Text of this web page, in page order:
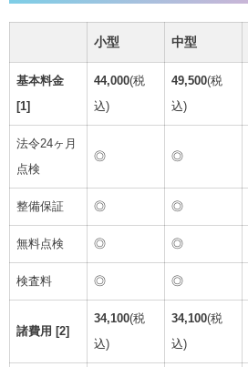
小型 中型
基本料金
[1]
44,000(税
込)
49,500(税
込)
法令24ヶ月
点検
◎ ◎
整備保証 ◎ ◎
無料点検 ◎ ◎
検査料 ◎ ◎
諸費用 [2]
34,100(税
込)
34,100(税
込)